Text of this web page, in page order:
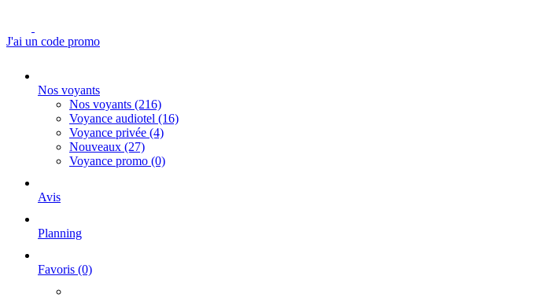
J'ai un code promo
Nos voyants
Nos voyants (216)
Voyance audiotel (16)
Voyance privée (4)
Nouveaux (27)
Voyance promo (0)
Avis
Planning
Favoris (0)